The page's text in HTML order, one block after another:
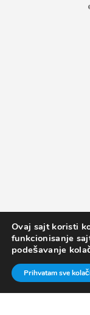
© 2019
Ovaj sajt koristi
funkcionisanje
podešavanje
Prihvatam sve